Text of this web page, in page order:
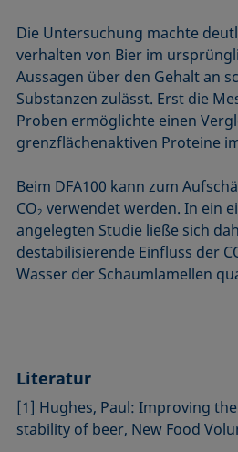
Die Untersuchung machte
verhalten von Bier im
Aussagen über den Gehalt an
Substanzen zulässt. Erst die
Proben ermöglichte einen
grenzflächenaktiven Proteine
Beim DFA100 kann zum
CO2 verwendet werden. In ein
angelegten Studie ließe sich
destabilisierende Einfluss der
Wasser der Schaumlamellen
Literatur
[1] Hughes, Paul: Improving
stability of beer, New Food